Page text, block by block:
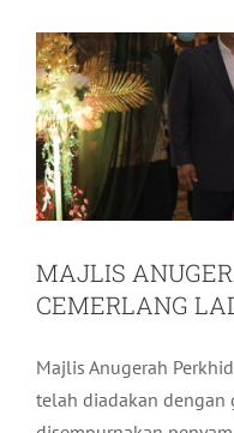
MAJLIS
CEMERLANG
Majlis Anugerah
telah diadakan